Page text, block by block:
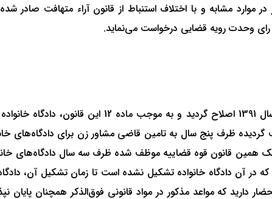
رای وحدت رویه قضایی درخواست می‌نماید.
همان‌گونه که قضات محترم استحضار دارند قانون حمایت از خانواده در
ظرف پنج سال به تامین قاضی مشاور زن برای دادگاه‌های
همین قانون قوه قضاییه موظف شده ظرف سه سال دادگاه‌های
آن دادگاه خانواده تشکیل نشده است تا زمان تشکیل آن،
دارید که مواعد مذکور در مواد قانونی فوق‌الذکر همچنان پایان